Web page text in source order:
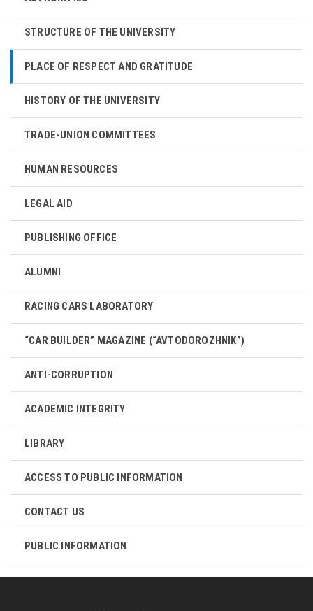
STRUCTURE OF THE UNIVERSITY
PLACE OF RESPECT AND GRATITUDE
HISTORY OF THE UNIVERSITY
TRADE-UNION COMMITTEES
HUMAN RESOURCES
LEGAL AID
PUBLISHING OFFICE
ALUMNI
RACING CARS LABORATORY
“CAR BUILDER” MAGAZINE (“AVTODOROZHNIK”)
ANTI-CORRUPTION
ACADEMIC INTEGRITY
LIBRARY
ACCESS TO PUBLIC INFORMATION
CONTACT US
PUBLIC INFORMATION